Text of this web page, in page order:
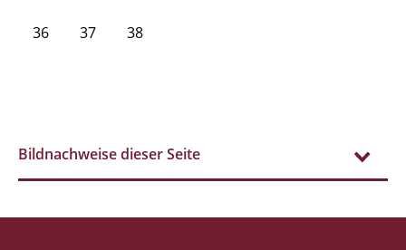
36 37 38
Bildnachweise dieser Seite